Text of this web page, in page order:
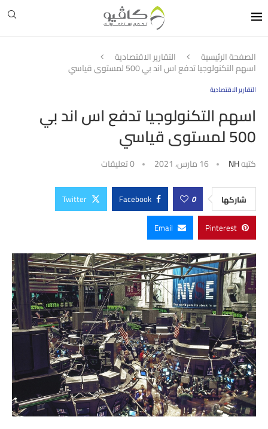
الصفحة الرئيسية التقارير الاقتصادية
اسهم التكنولوجيا تدفع اس اند بي 500 لمستوى قياسي
التقارير الاقتصادية
اسهم التكنولوجيا تدفع اس اند بي
500 لمستوى قياسي
كتبهNH 16 مارس، 2021 0 تعليقات
شاركها 0
Facebook
Twitter
Pinterest
Email